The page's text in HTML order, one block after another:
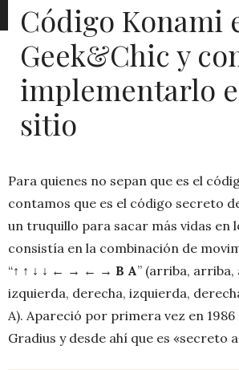
Código Konami
Geek&Chic y
implementarlo
sitio
Para quienes no sepan que es el
contamos que es el código secreto
un truquillo para sacar más vidas en
consistía en la combinación de
“↑ ↑ ↓ ↓ ← → ← → B A” (arriba, arriba,
izquierda, derecha, izquierda,
A). Apareció por primera vez en
Gradius y desde ahí que es «secreto